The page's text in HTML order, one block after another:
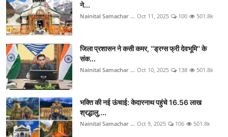
ने...
Nainital Samachar ... Oct 11, 2025 100 501.8k
जिला प्रशासन ने कसी कमर, ‘‘ड्रग्स फ्री देवभूमि’’ के
संक...
Nainital Samachar ... Oct 10, 2025 138 501.8k
भक्ति की नई ऊंचाई: केदारनाथ पहुंचे 16.56 लाख
श्रद्धालु,...
Nainital Samachar ... Oct 9, 2025 106 501.8k